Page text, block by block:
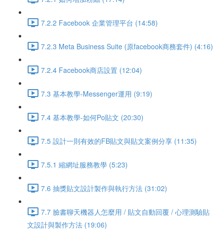
7.2.2 Facebook 企業管理平台 (14:58)
7.2.3 Meta Business Suite (原facebook商務套件) (4:16)
7.2.4 Facebook商店設置 (12:04)
7.3 基本教學-Messenger運用 (9:19)
7.4 基本教學-如何Po貼文 (20:30)
7.5 設計一則有效的FB貼文與貼文案例分享 (11:35)
7.5.1 縮網址服務教學 (5:23)
7.6 抽獎貼文設計製作與執行方法 (31:02)
7.7 臉書聊天機器人怎麼用 / 貼文自動回覆 / 心理測驗貼
文設計與製作方法 (19:06)